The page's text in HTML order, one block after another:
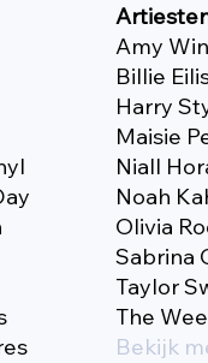
Amy
Billie
Harry
Maisie
Niall
Noah
Olivia
Sabrina
Taylor
The
Bekijk